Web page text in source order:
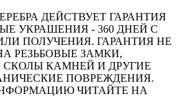
ДЕЙСТВУЕТ ГАРАНТИЯ
УКРАШЕНИЯ - 360 ДНЕЙ С
ПОЛУЧЕНИЯ. ГАРАНТИЯ НЕ
РЕЗЬБОВЫЕ ЗАМКИ,
КАМНЕЙ И ДРУГИЕ
ПОВРЕЖДЕНИЯ.
ЧИТАЙТЕ НА